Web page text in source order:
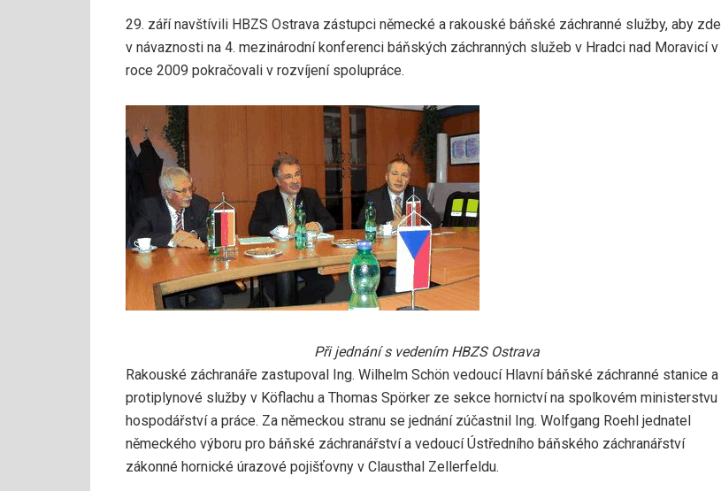
29. září navštívili HBZS Ostrava zástupci německé a rakouské báňské záchranné služby, aby zde
v návaznosti na 4. mezinárodní konferenci báňských záchranných služeb v Hradci nad Moravicí v
roce 2009 pokračovali v rozvíjení spolupráce.
Při jednání s vedením HBZS Ostrava
Rakouské záchranáře zastupoval Ing. Wilhelm Schön vedoucí Hlavní báňské záchranné stanice a
protiplynové služby v Köflachu a Thomas Spörker ze sekce hornictví na spolkovém ministerstvu
hospodářství a práce. Za německou stranu se jednání zúčastnil Ing. Wolfgang Roehl jednatel
německého výboru pro báňské záchranářství a vedoucí Ústředního báňského záchranářství
zákonné hornické úrazové pojišťovny v Clausthal Zellerfeldu.